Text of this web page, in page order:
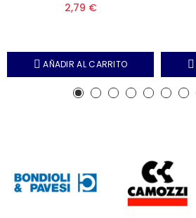
2,79 €
AÑADIR AL CARRITO